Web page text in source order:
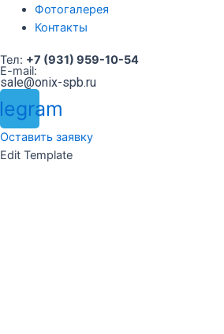
Фотогалерея
Контакты
Тел: +7 (931) 959-10-54
E-mail:
sale@onix-spb.ru
Оставить заявку
Edit Template